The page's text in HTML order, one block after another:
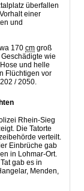
überfallen
einer
und
170 cm groß
wie
und helle
Flüchtigen vor
/ 2050.
Rhein-Sieg
Die Tatorte
verteilt.
Einbrüche gab
in Lohmar-Ort.
gab es in
Menden,